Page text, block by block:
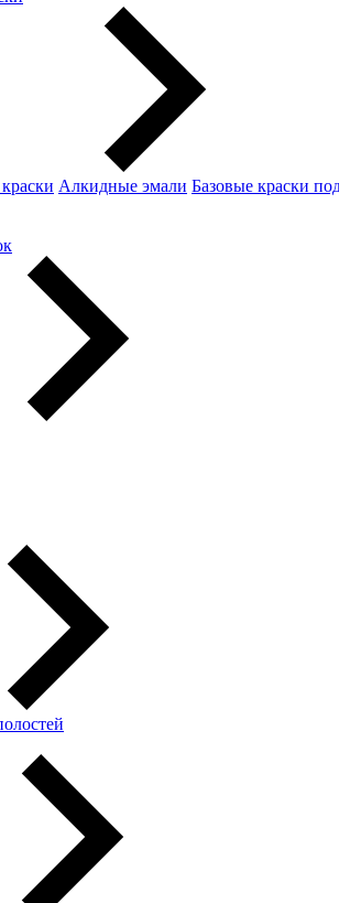
Алкидные эмали Базовые краски